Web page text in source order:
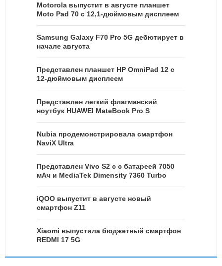
Motorola выпустит в августе планшет
Moto Pad 70 с 12,1-дюймовым дисплеем
Samsung Galaxy F70 Pro 5G дебютирует в
начале августа
Представлен планшет HP OmniPad 12 с
12-дюймовым дисплеем
Представлен легкий флагманский
ноутбук HUAWEI MateBook Pro S
Nubia продемонстрировала смартфон
NaviX Ultra
Представлен Vivo S2 с с батареей 7050
мАч и MediaTek Dimensity 7360 Turbo
iQOO выпустит в августе новый
смартфон Z11
Xiaomi выпустила бюджетный смартфон
REDMI 17 5G